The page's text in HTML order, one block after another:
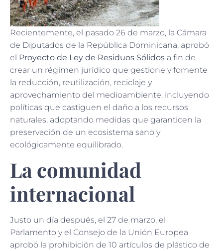
Recientemente, el pasado 26 de marzo, la Cámara
de Diputados de la República Dominicana, aprobó
el Proyecto de Ley de Residuos Sólidos a fin de
crear un régimen jurídico que gestione y fomente
la reducción, reutilización, reciclaje y
aprovechamiento del medioambiente, incluyendo
políticas que castiguen el daño a los recursos
naturales, adoptando medidas que garanticen la
preservación de un ecosistema sano y
ecológicamente equilibrado.
La comunidad
internacional
Justo un día después, el 27 de marzo, el
Parlamento y el Consejo de la Unión Europea
aprobó la prohibición de 10 artículos de plástico de